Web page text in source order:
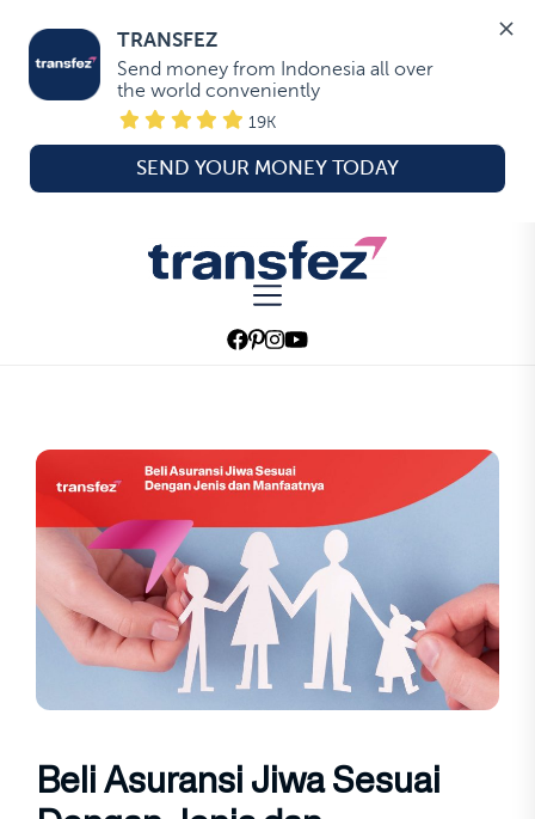
TRANSFEZ
Send money from Indonesia all over
the world conveniently
19K
SEND YOUR MONEY TODAY
Transfez
Beli Asuransi Jiwa Sesuai